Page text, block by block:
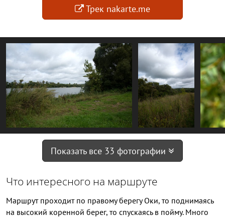
Трек nakarte.me
Показать все 33 фотографии
Что интересного на маршруте
Маршрут проходит по правому берегу Оки, то поднимаясь
на высокий коренной берег, то спускаясь в пойму. Много